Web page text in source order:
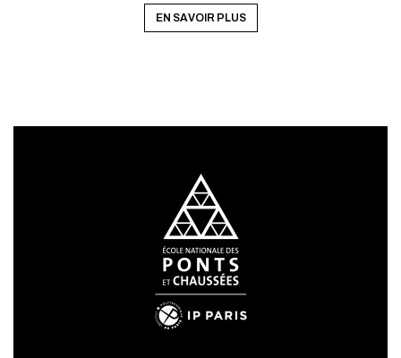
EN SAVOIR PLUS